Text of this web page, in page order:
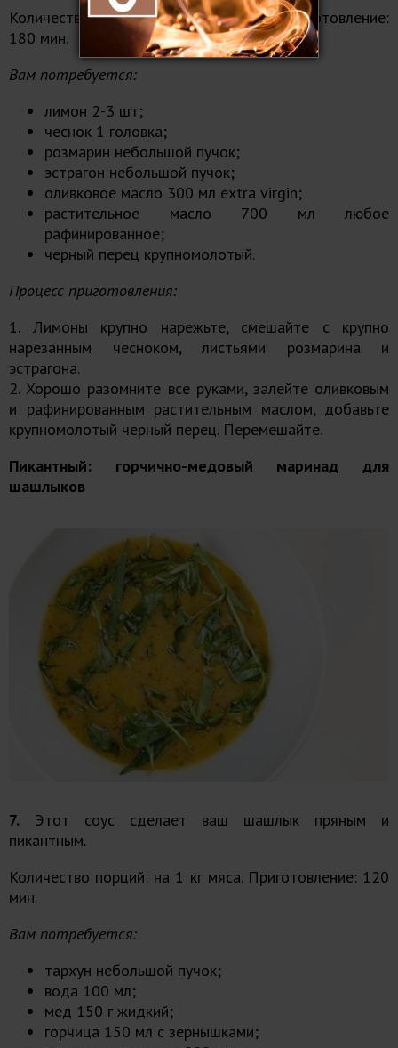
Количество порций: на 2-3 кг мяса. Приготовление:
180 мин.
Вам потребуется:
лимон 2-3 шт;
чеснок 1 головка;
розмарин небольшой пучок;
эстрагон небольшой пучок;
оливковое масло 300 мл extra virgin;
растительное масло 700 мл любое
рафинированное;
черный перец крупномолотый.
Процесс приготовления:
1. Лимоны крупно нарежьте, смешайте с крупно
нарезанным чесноком, листьями розмарина и
эстрагона.
2. Хорошо разомните все руками, залейте оливковым
и рафинированным растительным маслом, добавьте
крупномолотый черный перец. Перемешайте.
Пикантный: горчично-медовый маринад для
шашлыков
7. Этот соус сделает ваш шашлык пряным и
пикантным.
Количество порций: на 1 кг мяса. Приготовление: 120
мин.
Вам потребуется:
тархун небольшой пучок;
вода 100 мл;
мед 150 г жидкий;
горчица 150 мл с зернышками;